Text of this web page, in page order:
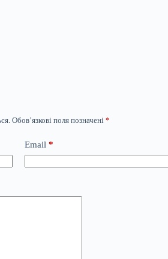
Обов’язкові поля позначені *
Email *